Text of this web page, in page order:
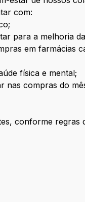
com:
para a melhoria
em farmácias
física e mental;
nas compras do
conforme regras